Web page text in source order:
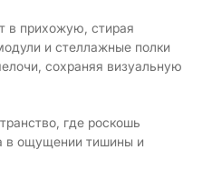
в прихожую, стирая
и стеллажные полки
сохраняя визуальную
где роскошь
в ощущении тишины и